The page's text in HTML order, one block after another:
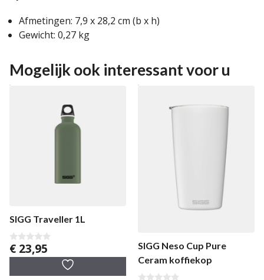
Afmetingen: 7,9 x 28,2 cm (b x h)
Gewicht: 0,27 kg
Mogelijk ook interessant voor u
SIGG Traveller 1L
0
v
€ 23,95
SIGG Neso Cup Pure
Ceram koffiekop